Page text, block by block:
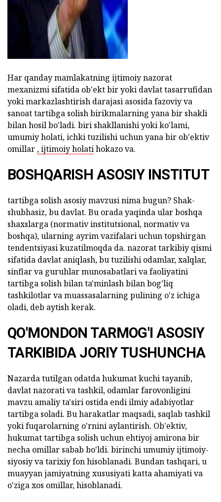
Har qanday mamlakatning ijtimoiy nazorat
mexanizmi sifatida ob'ekt bir yoki davlat tasarrufidan
yoki markazlashtirish darajasi asosida fazoviy va
sanoat tartibga solish birikmalarning yana bir shakli
bilan hosil bo'ladi. biri shakllanishi yoki ko'lami,
umumiy holati, ichki tuzilishi uchun yana bir ob'ektiv
omillar , ijtimoiy holatihokazo va.
BOSHQARISH ASOSIY INSTITUT
tartibga solish asosiy mavzusi nima bugun? Shak-
shubhasiz, bu davlat. Bu orada yaqinda ular boshqa
shaxslarga (normativ institutsional, normativ va
boshqa), ularning ayrim vazifalari uchun topshirgan
tendentsiyasi kuzatilmoqda da. nazorat tarkibiy qismi
sifatida davlat aniqlash, bu tuzilishi odamlar, xalqlar,
sinflar va guruhlar munosabatlari va faoliyatini
tartibga solish bilan ta'minlash bilan bog'liq
tashkilotlar va muassasalarning pulining o'z ichiga
oladi, deb aytish kerak.
QO'MONDON TARMOG'I ASOSIY
TARKIBIDA JORIY TUSHUNCHA
Nazarda tutilgan odatda hukumat kuchi tayanib,
davlat nazorati va tashkil, odamlar farovonligini
mavzu amaliy ta'siri ostida endi ilmiy adabiyotlar
tartibga soladi. Bu harakatlar maqsadi, saqlab tashkil
yoki fuqarolarning o'rnini aylantirish. Ob'ektiv,
hukumat tartibga solish uchun ehtiyoj amirona bir
necha omillar sabab bo'ldi. birinchi umumiy ijtimoiy-
siyosiy va tarixiy fon hisoblanadi. Bundan tashqari, u
muayyan jamiyatning xususiyati katta ahamiyati va
o'ziga xos omillar, hisoblanadi.